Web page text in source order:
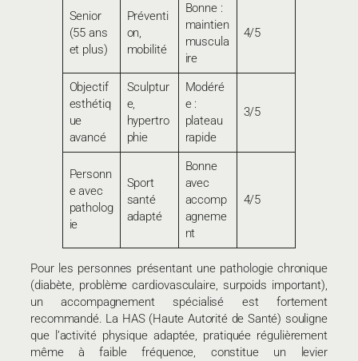
Senior
(55 ans
et plus)
Préventi
on,
mobilité
Bonne :
maintien
muscula
ire
4/5
Objectif
esthétiq
ue
avancé
Sculptur
e,
hypertro
phie
Modéré
e :
plateau
rapide
3/5
Personn
e avec
patholog
ie
Sport
santé
adapté
Bonne
avec
accomp
agneme
nt
4/5
Pour les personnes présentant une pathologie chronique
(diabète, problème cardiovasculaire, surpoids important),
un accompagnement spécialisé est fortement
recommandé. La HAS (Haute Autorité de Santé) souligne
que l’activité physique adaptée, pratiquée régulièrement
même à faible fréquence, constitue un levier